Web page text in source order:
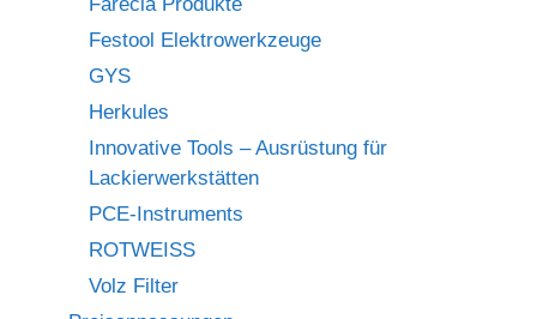
Farécla Produkte
Festool Elektrowerkzeuge
GYS
Herkules
Innovative Tools – Ausrüstung für
Lackierwerkstätten
PCE-Instruments
ROTWEISS
Volz Filter